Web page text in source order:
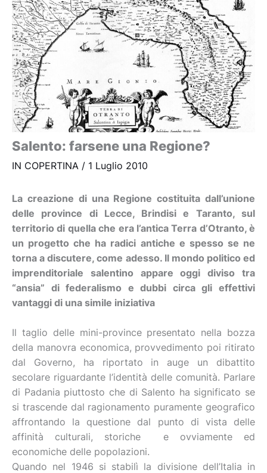
Salento: farsene una Regione?
IN COPERTINA / 1 Luglio 2010
La creazione di una Regione costituita dall’unione
delle province di Lecce, Brindisi e Taranto, sul
territorio di quella che era l’antica Terra d’Otranto, è
un progetto che ha radici antiche e spesso se ne
torna a discutere, come adesso. Il mondo politico ed
imprenditoriale salentino appare oggi diviso tra
“ansia” di federalismo e dubbi circa gli effettivi
vantaggi di una simile iniziativa
Il taglio delle mini-province presentato nella bozza
della manovra economica, provvedimento poi ritirato
dal Governo, ha riportato in auge un dibattito
secolare riguardante l’identità delle comunità. Parlare
di Padania piuttosto che di Salento ha significato se
si trascende dal ragionamento puramente geografico
affrontando la questione dal punto di vista delle
affinità culturali, storiche e ovviamente ed
economiche delle popolazioni.
Quando nel 1946 si stabilì la divisione dell’Italia in